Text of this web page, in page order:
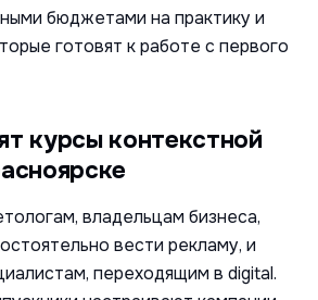
бюджетами на практику и
готовят к работе с первого
владельцам бизнеса,
вести рекламу, и
переходящим в digital.